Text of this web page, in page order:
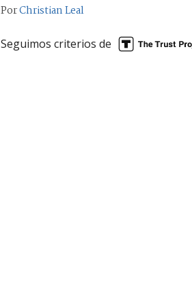
PorChristian Leal
Seguimos criterios de